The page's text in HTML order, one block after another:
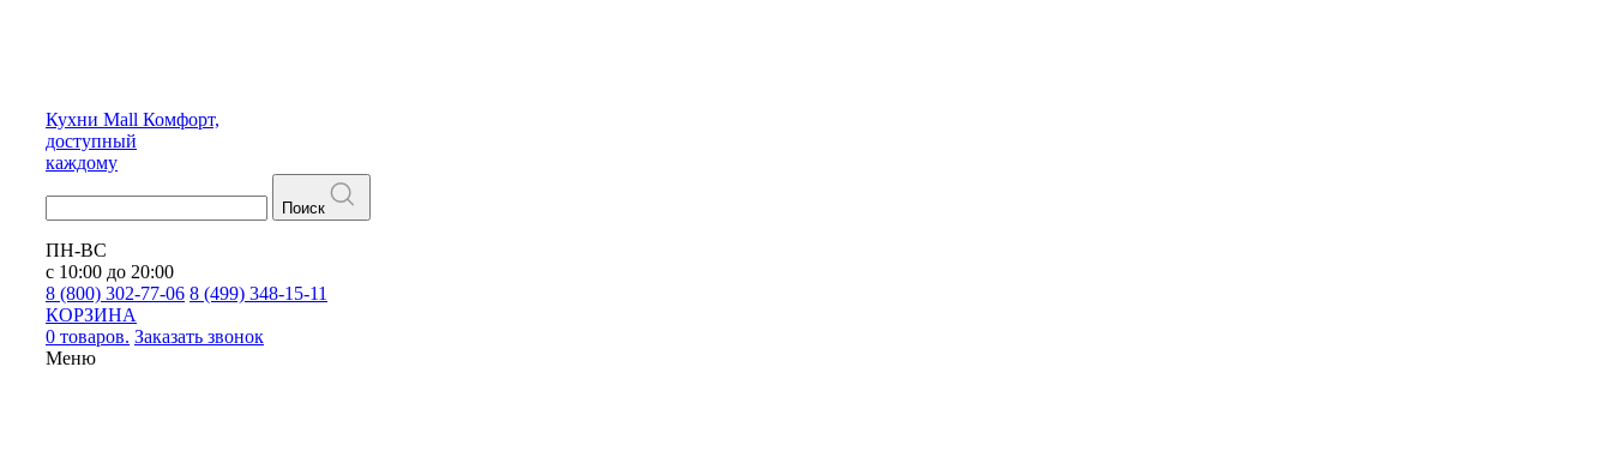
Кухни Mall Комфорт,
доступный
каждому
Поиск
ПН-ВС
с 10:00 до 20:00
8 (800) 302-77-06 8 (499) 348-15-11
КОРЗИНА
0 товаров. Заказать звонок
Меню